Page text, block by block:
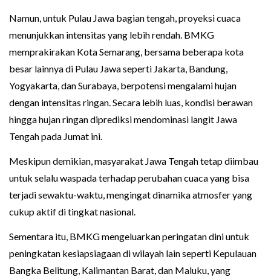
Namun, untuk Pulau Jawa bagian tengah, proyeksi cuaca
menunjukkan intensitas yang lebih rendah. BMKG
memprakirakan Kota Semarang, bersama beberapa kota
besar lainnya di Pulau Jawa seperti Jakarta, Bandung,
Yogyakarta, dan Surabaya, berpotensi mengalami hujan
dengan intensitas ringan. Secara lebih luas, kondisi berawan
hingga hujan ringan diprediksi mendominasi langit Jawa
Tengah pada Jumat ini.
Meskipun demikian, masyarakat Jawa Tengah tetap diimbau
untuk selalu waspada terhadap perubahan cuaca yang bisa
terjadi sewaktu-waktu, mengingat dinamika atmosfer yang
cukup aktif di tingkat nasional.
Sementara itu, BMKG mengeluarkan peringatan dini untuk
peningkatan kesiapsiagaan di wilayah lain seperti Kepulauan
Bangka Belitung, Kalimantan Barat, dan Maluku, yang